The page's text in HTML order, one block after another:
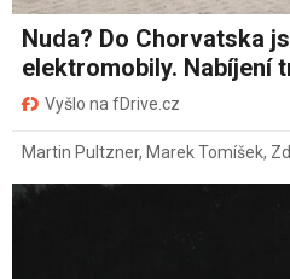
Nuda? Do Chorvatska
elektromobily. Nabíjení
Vyšlo na fDrive.cz
Martin Pultzner, Marek Tomíšek,